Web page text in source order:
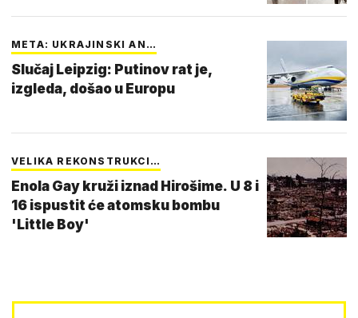
META: UKRAJINSKI AN…
Slučaj Leipzig: Putinov rat je,
izgleda, došao u Europu
VELIKA REKONSTRUKCI…
Enola Gay kruži iznad Hirošime. U 8 i
16 ispustit će atomsku bombu
'Little Boy'